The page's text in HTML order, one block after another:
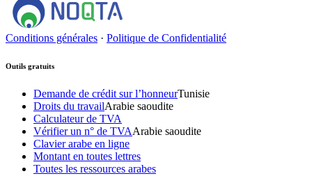
Conditions générales · Politique de Confidentialité
Outils gratuits
Demande de crédit sur l’honneurTunisie
Droits du travailArabie saoudite
Calculateur de TVA
Vérifier un n° de TVAArabie saoudite
Clavier arabe en ligne
Montant en toutes lettres
Toutes les ressources arabes